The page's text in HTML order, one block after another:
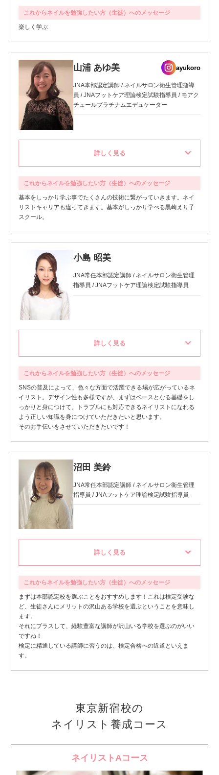
これからネイルを勉強したい方（生徒）へのメッセージ
楽しく学ぶ
山浦 あゆ美 ayukoro
JNA本部認定講師 / ネイルサロン衛生管理指導
員 / JNAフットケア理論検定試験指導員 / モアク
チュールプラチナムエデュケーター
これからネイルを勉強したい方（生徒）へのメッセージ
基本をしっかり学ぶ事でたくさんの技術に繋がっていきます。ネイ
リストキャリアも違ってきます。基本がしっかり学べる黒崎えり子
スクール。
小島 昭美
JNA常任本部認定講師 / ネイルサロン衛生管理
指導員 / JNAフットケア理論検定試験指導員
これからネイルを勉強したい方（生徒）へのメッセージ
SNSの普及によって、色々な方面で活躍できる場が広がっているネ
イリスト。デザイン性も多様ですが、まずはベースとなる基礎をし
っかりと身につけて、トラブルにも対応できるネイリストになれる
よう正しい知識を身につけていただきたいと思います。
そのお手伝いをさせていただきたいです！
沼田 美鈴
JNA常任本部認定講師 / ネイルサロン衛生管理
指導員 / JNAフットケア理論検定試験指導員
これからネイルを勉強したい方（生徒）へのメッセージ
まずは本部認定校を選ぶことをおすすめします！これは検定受験な
ど、生徒さんにメリットの沢山ある学校を選ぶということを意味し
ます。
それにプラスして、経験豊富な講師が沢山いる学校を選ぶのがいい
ですね！
検定に精通している講師に習うのは、検定合格への近道といえま
す。
東京新宿校の
ネイリスト養成コース
ネイリストAコース